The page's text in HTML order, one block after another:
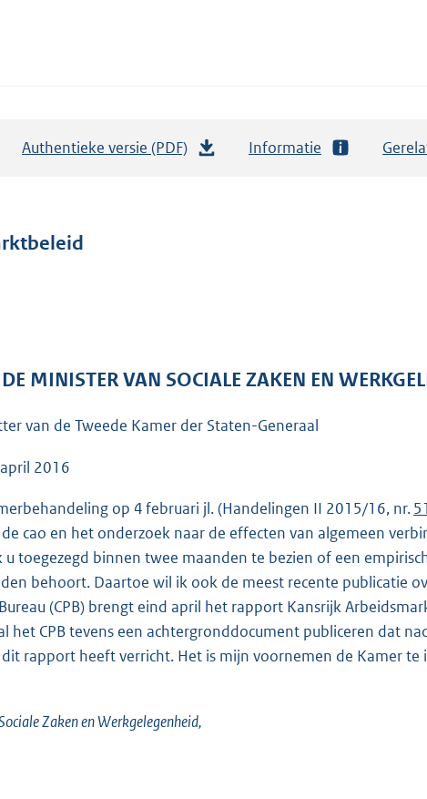
Authentieke versie (PDF)
r
o
:
3
6
K
b
Informatie
MINISTER VAN SOCIALE ZAKEN EN
van de Tweede Kamer der Staten-Generaal
2016
op 4 februari jl. (Handelingen II 2015/16, nr.
cao en het onderzoek naar de effecten van algemeen
u toegezegd binnen twee maanden te bezien of een
behoort. Daartoe wil ik ook de meest recente publicatie
(CPB) brengt eind april het rapport Kansrijk
het CPB tevens een achtergronddocument publiceren dat
rapport heeft verricht. Het is mijn voornemen de Kamer te
Zaken en Werkgelegenheid,